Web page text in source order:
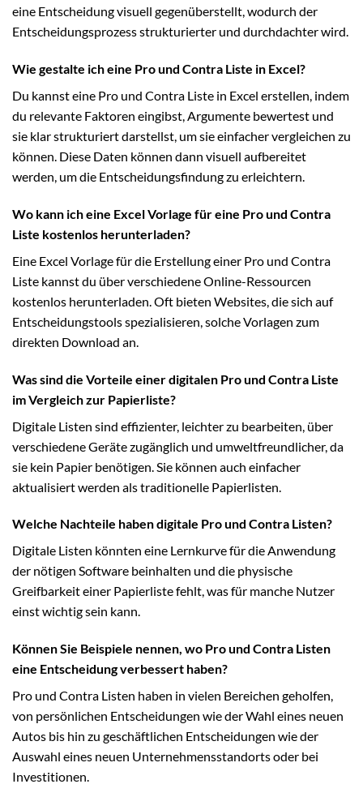
eine Entscheidung visuell gegenüberstellt, wodurch der
Entscheidungsprozess strukturierter und durchdachter wird.
Wie gestalte ich eine Pro und Contra Liste in Excel?
Du kannst eine Pro und Contra Liste in Excel erstellen, indem
du relevante Faktoren eingibst, Argumente bewertest und
sie klar strukturiert darstellst, um sie einfacher vergleichen zu
können. Diese Daten können dann visuell aufbereitet
werden, um die Entscheidungsfindung zu erleichtern.
Wo kann ich eine Excel Vorlage für eine Pro und Contra
Liste kostenlos herunterladen?
Eine Excel Vorlage für die Erstellung einer Pro und Contra
Liste kannst du über verschiedene Online-Ressourcen
kostenlos herunterladen. Oft bieten Websites, die sich auf
Entscheidungstools spezialisieren, solche Vorlagen zum
direkten Download an.
Was sind die Vorteile einer digitalen Pro und Contra Liste
im Vergleich zur Papierliste?
Digitale Listen sind effizienter, leichter zu bearbeiten, über
verschiedene Geräte zugänglich und umweltfreundlicher, da
sie kein Papier benötigen. Sie können auch einfacher
aktualisiert werden als traditionelle Papierlisten.
Welche Nachteile haben digitale Pro und Contra Listen?
Digitale Listen könnten eine Lernkurve für die Anwendung
der nötigen Software beinhalten und die physische
Greifbarkeit einer Papierliste fehlt, was für manche Nutzer
einst wichtig sein kann.
Können Sie Beispiele nennen, wo Pro und Contra Listen
eine Entscheidung verbessert haben?
Pro und Contra Listen haben in vielen Bereichen geholfen,
von persönlichen Entscheidungen wie der Wahl eines neuen
Autos bis hin zu geschäftlichen Entscheidungen wie der
Auswahl eines neuen Unternehmensstandorts oder bei
Investitionen.